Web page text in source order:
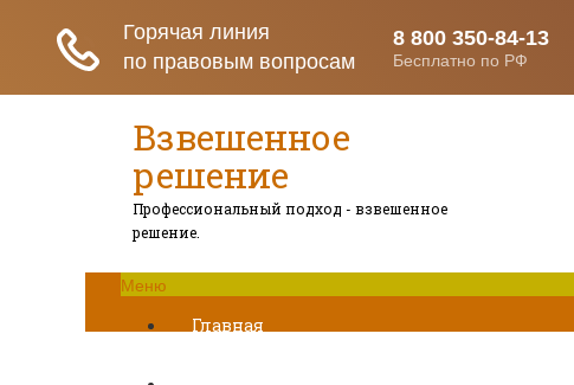
Взвешенное
решение
Профессиональный подход - взвешенное
решение.
Меню
Главная